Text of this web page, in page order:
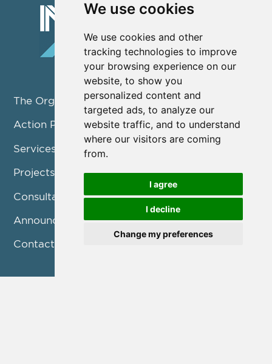
We use cookies
We use cookies and other
tracking technologies to improve
your browsing experience on our
website, to show you
personalized content and
targeted ads, to analyze our
website traffic, and to understand
where our visitors are coming
from.
I agree
I decline
Change my preferences
The Organization
Action Pillars
Services
Projects / Programmes
Consultation
Announcements
Contact us